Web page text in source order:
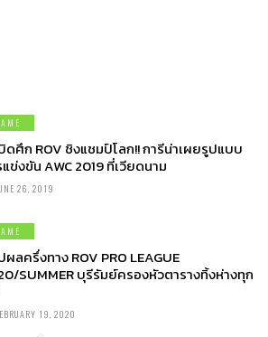
บิดศึก ROV ชิงแชมป์โลก!! การีน่าเผยรูปแบบ
ข่งขัน AWC 2019 ที่เวียดนาม
26, 2019
ลครึ่งทาง ROV PRO LEAGUE
SUMMER บุรีรัมย์ครองหัวตารางทิ้งห่างทุก
19, 2020